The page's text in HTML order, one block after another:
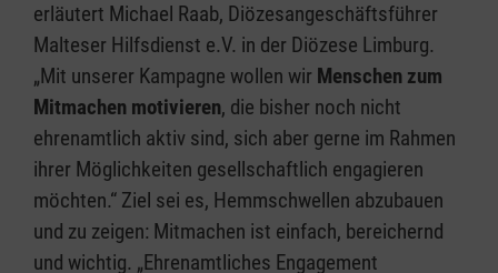
erläutert Michael Raab, Diözesangeschäftsführer
Malteser Hilfsdienst e.V. in der Diözese Limburg.
„Mit unserer Kampagne wollen wir Menschen zum
Mitmachen motivieren, die bisher noch nicht
ehrenamtlich aktiv sind, sich aber gerne im Rahmen
ihrer Möglichkeiten gesellschaftlich engagieren
möchten.“ Ziel sei es, Hemmschwellen abzubauen
und zu zeigen: Mitmachen ist einfach, bereichernd
und wichtig. „Ehrenamtliches Engagement